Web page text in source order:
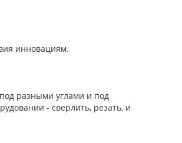
инновациям.
разными углами и под
- сверлить, резать, и